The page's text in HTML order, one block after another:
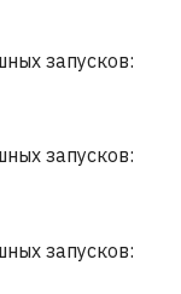
запусков:
запусков:
запусков: